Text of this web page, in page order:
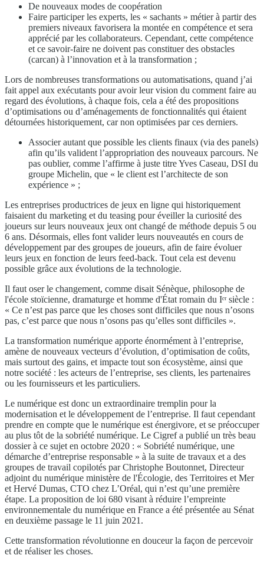
De nouveaux modes de coopération
Faire participer les experts, les « sachants » métier à partir des
premiers niveaux favorisera la montée en compétence et sera
apprécié par les collaborateurs. Cependant, cette compétence
et ce savoir-faire ne doivent pas constituer des obstacles
(carcan) à l’innovation et à la transformation ;
Lors de nombreuses transformations ou automatisations, quand j’ai
fait appel aux exécutants pour avoir leur vision du comment faire au
regard des évolutions, à chaque fois, cela a été des propositions
d’optimisations ou d’aménagements de fonctionnalités qui étaient
détournées historiquement, car non optimisées par ces derniers.
Associer autant que possible les clients finaux (via des panels)
afin qu’ils valident l’appropriation des nouveaux parcours. Ne
pas oublier, comme l’affirme à juste titre Yves Caseau, DSI du
groupe Michelin, que « le client est l’architecte de son
expérience » ;
Les entreprises productrices de jeux en ligne qui historiquement
faisaient du marketing et du teasing pour éveiller la curiosité des
joueurs sur leurs nouveaux jeux ont changé de méthode depuis 5 ou
6 ans. Désormais, elles font valider leurs nouveautés en cours de
développement par des groupes de joueurs, afin de faire évoluer
leurs jeux en fonction de leurs feed-back. Tout cela est devenu
possible grâce aux évolutions de la technologie.
Il faut oser le changement, comme disait Sénèque, philosophe de
l'école stoïcienne, dramaturge et homme d'État romain du Iᵉʳ siècle :
« Ce n’est pas parce que les choses sont difficiles que nous n’osons
pas, c’est parce que nous n’osons pas qu’elles sont difficiles ».
La transformation numérique apporte énormément à l’entreprise,
amène de nouveaux vecteurs d’évolution, d’optimisation de coûts,
mais surtout des gains, et impacte tout son écosystème, ainsi que
notre société : les acteurs de l’entreprise, ses clients, les partenaires
ou les fournisseurs et les particuliers.
Le numérique est donc un extraordinaire tremplin pour la
modernisation et le développement de l’entreprise. Il faut cependant
prendre en compte que le numérique est énergivore, et se préoccuper
au plus tôt de la sobriété numérique. Le Cigref a publié un très beau
dossier à ce sujet en octobre 2020 : « Sobriété numérique, une
démarche d’entreprise responsable » à la suite de travaux et a des
groupes de travail copilotés par Christophe Boutonnet, Directeur
adjoint du numérique ministère de l'Écologie, des Territoires et Mer
et Hervé Dumas, CTO chez L’Oréal, qui n’est qu’une première
étape. La proposition de loi 680 visant à réduire l’empreinte
environnementale du numérique en France a été présentée au Sénat
en deuxième passage le 11 juin 2021.
Cette transformation révolutionne en douceur la façon de percevoir
et de réaliser les choses.